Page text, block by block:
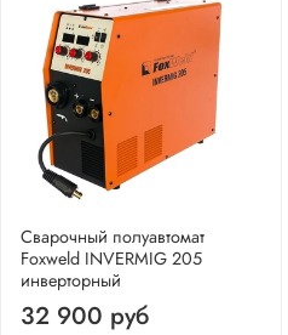
Сварочный полуавтомат
Foxweld INVERMIG 205
инверторный
32 900 руб